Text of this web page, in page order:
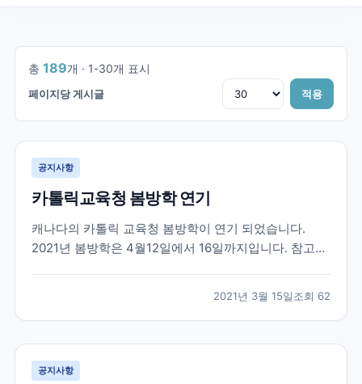
총 189개 · 1-30개 표시
페이지당 게시글 적용
1/7
공지사항
카톨릭교육청 봄방학 연기
캐나다의 카톨릭 교육청 봄방학이 연기 되었습니다.
2021년 봄방학은 4월12일에서 16일까지입니다. 참고부
2021년 3월 15일조회 62
공지사항